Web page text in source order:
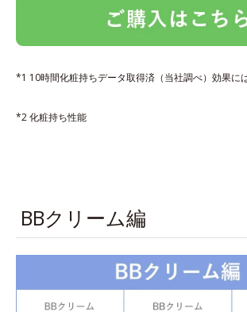
*1 10時間化粧持ちデータ取得済（当社調べ）効果に
*2 化粧持ち性能
BBクリーム編